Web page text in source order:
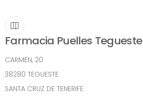
Farmacia Puelles Tegueste
CARMEN, 20
38280 TEGUESTE
SANTA CRUZ DE TENERIFE